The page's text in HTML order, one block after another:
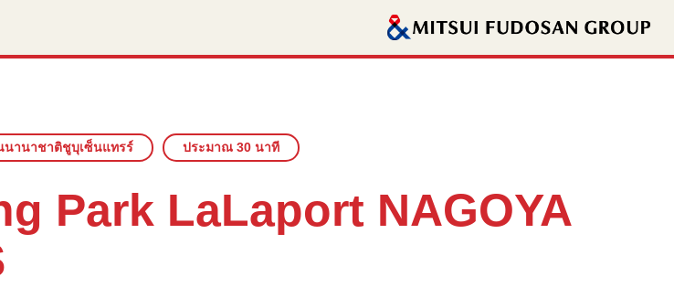
นานาชาติชูบุเซ็นแทรร์ ประมาณ 30 นาที
Park LaLaport NAGOYA